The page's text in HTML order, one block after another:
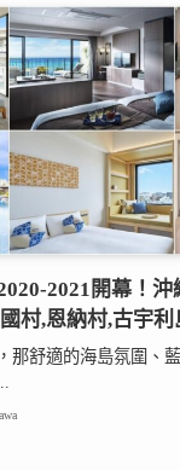
2021開幕！
村,恩納村,古宇
那舒適的海島氛圍、